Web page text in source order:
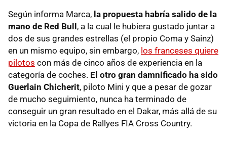
Según informa Marca, la propuesta habría salido de la
mano de Red Bull , a la cual le hubiera gustado juntar a
dos de sus grandes estrellas (el propio Coma y Sainz)
en un mismo equipo, sin embargo, los franceses quiere
pilotos con más de cinco años de experiencia en la
categoría de coches. El otro gran damnificado ha sido
Guerlain Chicherit, piloto Mini y que a pesar de gozar
de mucho seguimiento, nunca ha terminado de
conseguir un gran resultado en el Dakar, más allá de su
victoria en la Copa de Rallyes FIA Cross Country.